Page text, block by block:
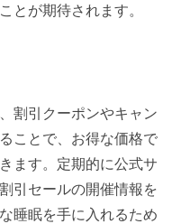
とが期待されます。
割引クーポンやキャン
ことで、お得な価格で
ます。定期的に公式サ
引セールの開催情報を
睡眠を手に入れるため